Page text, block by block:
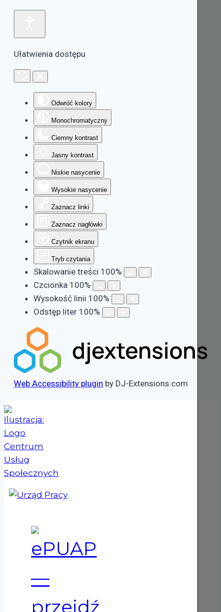
Ułatwienia dostępu
Odwróć kolory
Monochromatyczny
Ciemny kontrast
Jasny kontrast
Niskie nasycenie
Wysokie nasycenie
Zaznacz linki
Zaznacz nagłówki
Czytnik ekranu
Tryb czytania
Skalowanie treści 100%
Czcionka 100%
Wysokość linii 100%
Odstęp liter 100%
Web Accessibility plugin by DJ-Extensions.com
Przejdź
do
treści
(otwiera się w